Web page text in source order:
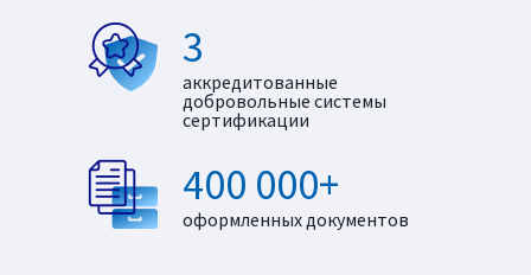
3
аккредитованные
добровольные системы
сертификации
400 000+
оформленных документов